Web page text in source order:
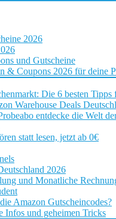
2026
und Gutscheine
& Coupons 2026 für deine
Die 6 besten
Warehouse Deals
entdecke die Welt
statt lesen, jetzt ab 0€
2026
und Monatliche
Amazon Gutscheincodes?
Infos und geheimen Tricks